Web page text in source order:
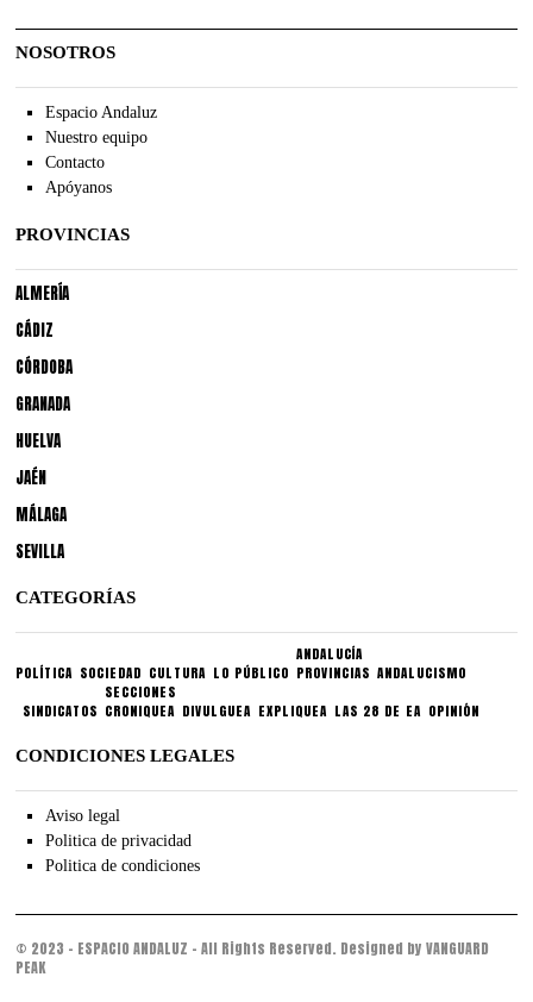
NOSOTROS
Espacio Andaluz
Nuestro equipo
Contacto
Apóyanos
PROVINCIAS
ALMERÍA
CÁDIZ
CÓRDOBA
GRANADA
HUELVA
JAÉN
MÁLAGA
SEVILLA
CATEGORÍAS
POLÍTICA SOCIEDAD CULTURA LO PÚBLICO
ANDALUCÍA
PROVINCIAS ANDALUCISMO
SINDICATOS
SECCIONES
CRONIQUEA DIVULGUEA EXPLIQUEA LAS 28 DE EA OPINIÓN
CONDICIONES LEGALES
Aviso legal
Politica de privacidad
Politica de condiciones
© 2023 - ESPACIO ANDALUZ - All Rights Reserved. Designed by VANGUARD
PEAK